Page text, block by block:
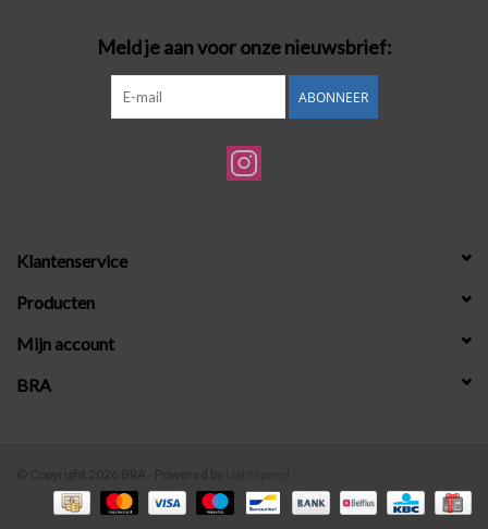
Meld je aan voor onze nieuwsbrief:
ABONNEER
Klantenservice
Producten
Mijn account
BRA
© Copyright 2026 BRA - Powered by